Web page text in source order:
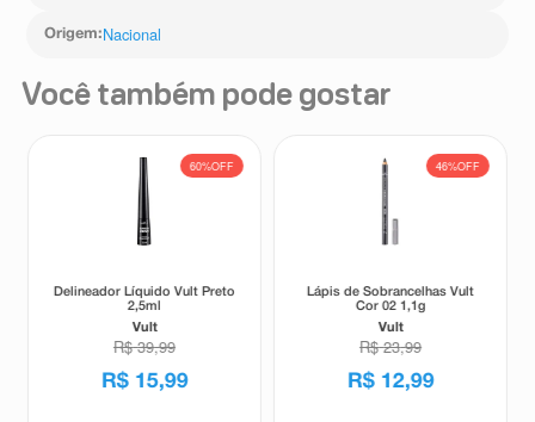
Origem:Nacional
Você também pode gostar
60%OFF
Delineador Líquido Vult Preto
2,5ml
Vult
R$ 39,99
R$ 15,99
46%OFF
Lápis de Sobrancelhas Vult
Cor 02 1,1g
Vult
R$ 23,99
R$ 12,99